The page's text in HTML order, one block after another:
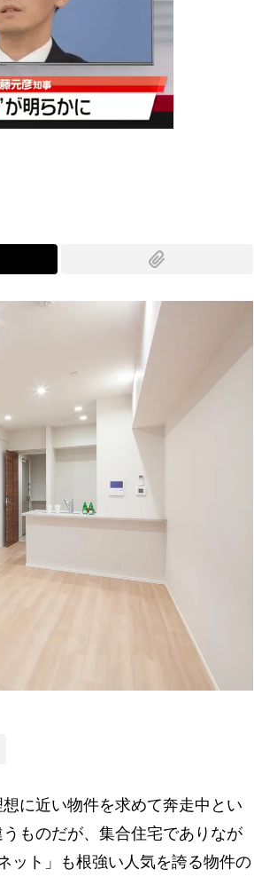
に近い物件を求めて奔走中とい
ものだが、集合住宅でありなが
ット」も根強い人気を誇る物件の